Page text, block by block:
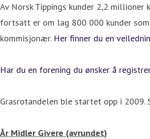
Av Norsk Tippings kunder 2,2
fortsatt er om lag 800 000 kunder
kommisjonær. Her finner du en
Har du en forening du ønsker å
Grasrotandelen ble startet opp i
År Midler Givere (avrundet)